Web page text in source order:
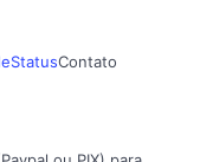
StatusContato